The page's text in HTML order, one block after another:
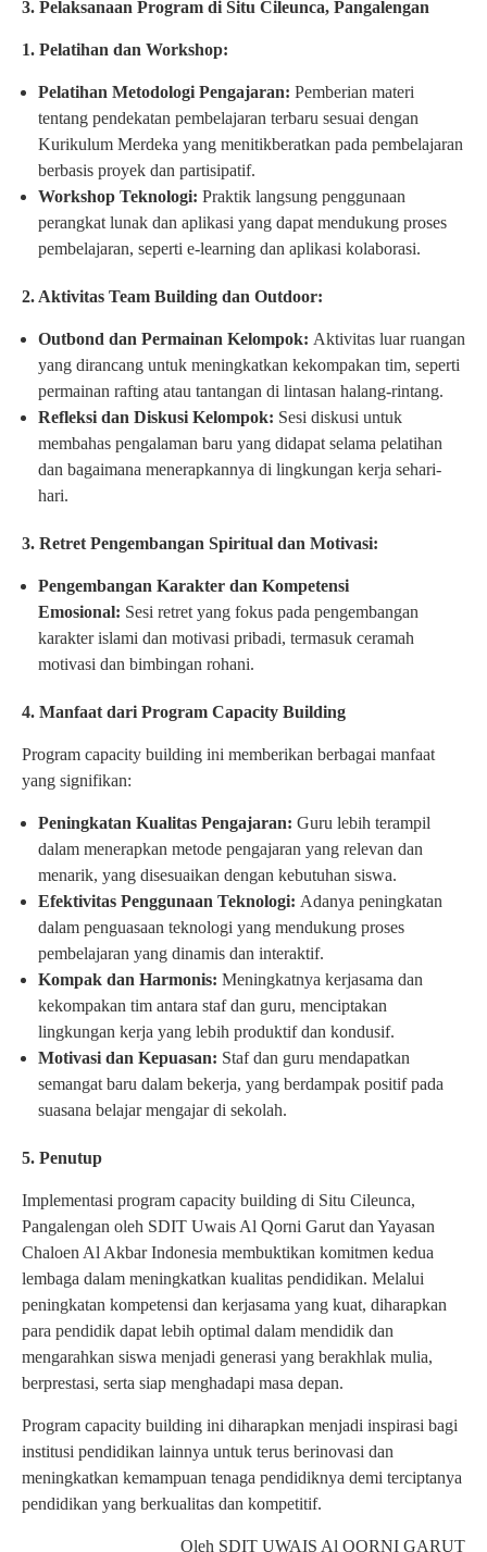
3. Pelaksanaan Program di Situ Cileunca, Pangalengan
1. Pelatihan dan Workshop:
Pelatihan Metodologi Pengajaran: Pemberian materi
tentang pendekatan pembelajaran terbaru sesuai dengan
Kurikulum Merdeka yang menitikberatkan pada pembelajaran
berbasis proyek dan partisipatif.
Workshop Teknologi: Praktik langsung penggunaan
perangkat lunak dan aplikasi yang dapat mendukung proses
pembelajaran, seperti e-learning dan aplikasi kolaborasi.
2. Aktivitas Team Building dan Outdoor:
Outbond dan Permainan Kelompok: Aktivitas luar ruangan
yang dirancang untuk meningkatkan kekompakan tim, seperti
permainan rafting atau tantangan di lintasan halang-rintang.
Refleksi dan Diskusi Kelompok: Sesi diskusi untuk
membahas pengalaman baru yang didapat selama pelatihan
dan bagaimana menerapkannya di lingkungan kerja sehari-
hari.
3. Retret Pengembangan Spiritual dan Motivasi:
Pengembangan Karakter dan Kompetensi
Emosional: Sesi retret yang fokus pada pengembangan
karakter islami dan motivasi pribadi, termasuk ceramah
motivasi dan bimbingan rohani.
4. Manfaat dari Program Capacity Building
Program capacity building ini memberikan berbagai manfaat
yang signifikan:
Peningkatan Kualitas Pengajaran: Guru lebih terampil
dalam menerapkan metode pengajaran yang relevan dan
menarik, yang disesuaikan dengan kebutuhan siswa.
Efektivitas Penggunaan Teknologi: Adanya peningkatan
dalam penguasaan teknologi yang mendukung proses
pembelajaran yang dinamis dan interaktif.
Kompak dan Harmonis: Meningkatnya kerjasama dan
kekompakan tim antara staf dan guru, menciptakan
lingkungan kerja yang lebih produktif dan kondusif.
Motivasi dan Kepuasan: Staf dan guru mendapatkan
semangat baru dalam bekerja, yang berdampak positif pada
suasana belajar mengajar di sekolah.
5. Penutup
Implementasi program capacity building di Situ Cileunca,
Pangalengan oleh SDIT Uwais Al Qorni Garut dan Yayasan
Chaloen Al Akbar Indonesia membuktikan komitmen kedua
lembaga dalam meningkatkan kualitas pendidikan. Melalui
peningkatan kompetensi dan kerjasama yang kuat, diharapkan
para pendidik dapat lebih optimal dalam mendidik dan
mengarahkan siswa menjadi generasi yang berakhlak mulia,
berprestasi, serta siap menghadapi masa depan.
Program capacity building ini diharapkan menjadi inspirasi bagi
institusi pendidikan lainnya untuk terus berinovasi dan
meningkatkan kemampuan tenaga pendidiknya demi terciptanya
pendidikan yang berkualitas dan kompetitif.
Oleh SDIT UWAIS Al QORNI GARUT